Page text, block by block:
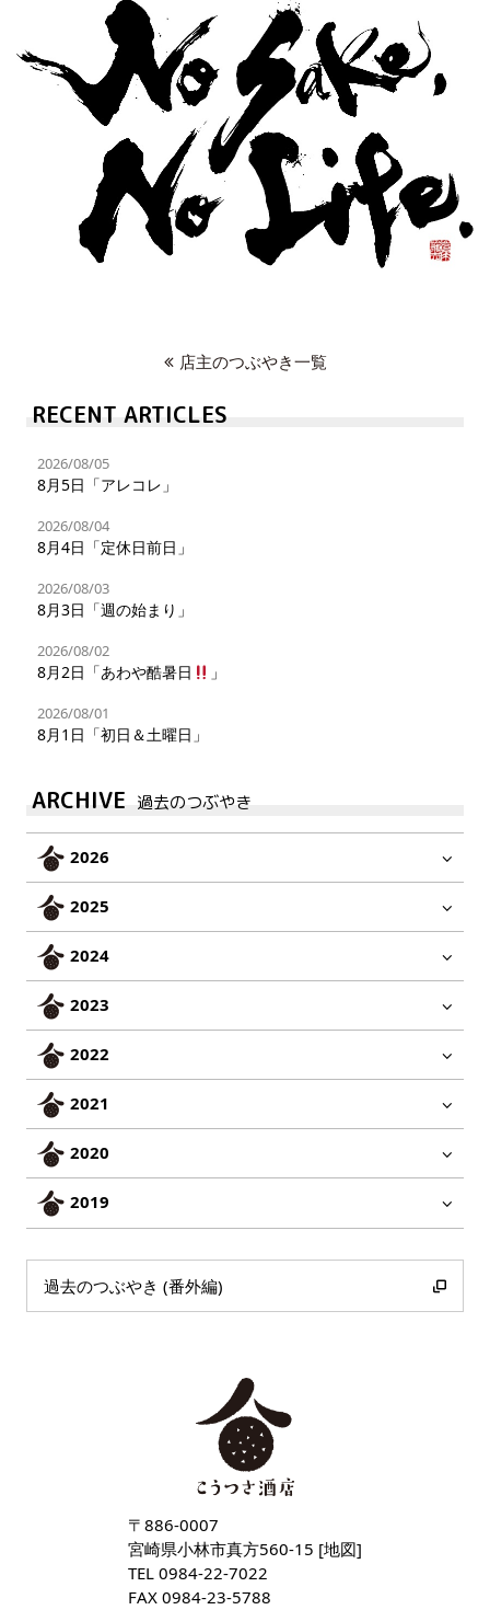
店主のつぶやき一覧
RECENT ARTICLES
2026/08/05
8月5日「アレコレ」
2026/08/04
8月4日「定休日前日」
2026/08/03
8月3日「週の始まり」
2026/08/02
8月2日「あわや酷暑日 」
2026/08/01
8月1日「初日＆土曜日」
ARCHIVE 過去のつぶやき
2026
2025
2024
2023
2022
2021
2020
2019
過去のつぶやき (番外編)
〒886-0007
宮崎県小林市真方560-15 [地図]
TEL 0984-22-7022
FAX 0984-23-5788